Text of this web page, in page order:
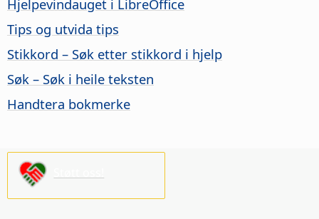
Hjelpevindauget i LibreOffice
Tips og utvida tips
Stikkord – Søk etter stikkord i hjelp
Søk – Søk i heile teksten
Handtera bokmerke